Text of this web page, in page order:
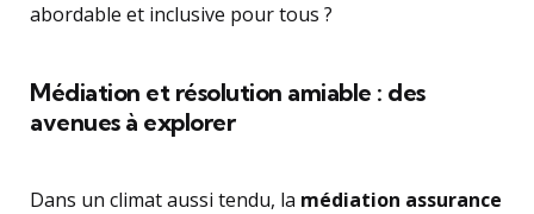
abordable et inclusive pour tous ?
Médiation et résolution amiable : des
avenues à explorer
Dans un climat aussi tendu, la médiation assurance